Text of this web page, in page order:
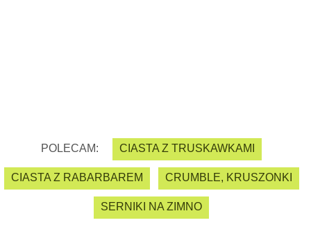
POLECAM: CIASTA Z TRUSKAWKAMI
CIASTA Z RABARBAREM CRUMBLE, KRUSZONKI
SERNIKI NA ZIMNO